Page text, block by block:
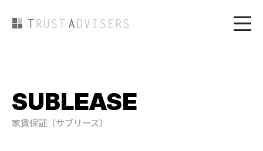
SUBLEASE
家賃保証（サブリース）